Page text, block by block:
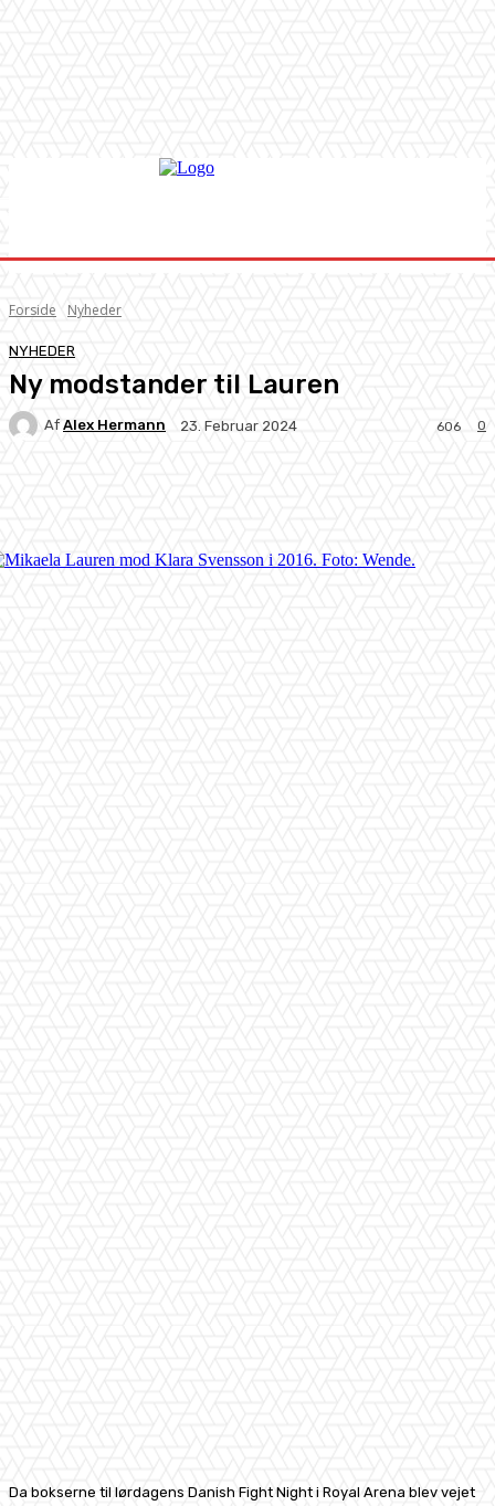
Forside Nyheder
NYHEDER
Ny modstander til Lauren
Af Alex Hermann 23. Februar 2024 0
606
Da bokserne til lørdagens Danish Fight Night i Royal Arena blev vejet